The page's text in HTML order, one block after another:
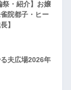
祭・紹介】お嬢
院都子・ヒー
】
夫広場2026年